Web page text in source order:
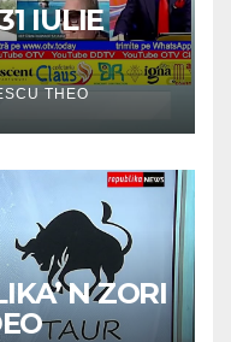
IULIE
THEO
N ZORI